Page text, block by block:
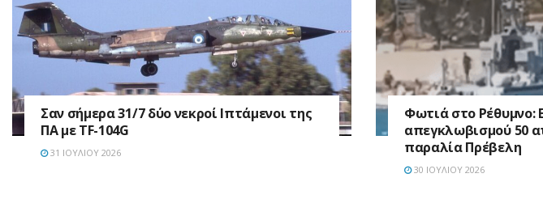
Σαν σήμερα 31/7 δύο νεκροί Ιπτάμενοι της
ΠΑ με TF-104G
31 ΙΟΥΛΊΟΥ 2026
Φωτιά στο Ρέθυμνο:
απεγκλωβισμού 50
παραλία Πρέβελη
30 ΙΟΥΛΊΟΥ 2026